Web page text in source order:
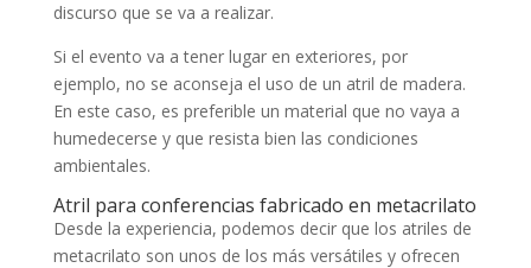
discurso que se va a realizar.
Si el evento va a tener lugar en exteriores, por
ejemplo, no se aconseja el uso de un atril de madera.
En este caso, es preferible un material que no vaya a
humedecerse y que resista bien las condiciones
ambientales.
Atril para conferencias fabricado en metacrilato
Desde la experiencia, podemos decir que los atriles de
metacrilato son unos de los más versátiles y ofrecen